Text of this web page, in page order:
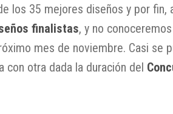
los 35 mejores diseños y por fin,
finalistas, y no
mes de noviembre. Casi se
con otra dada la duración del